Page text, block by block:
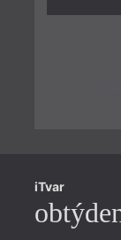
iTvar